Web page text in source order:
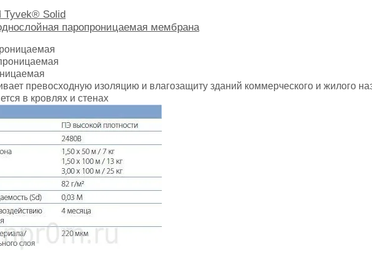
Tyvek® Solid
паропроницаемая мембрана
превосходную изоляцию и влагозащиту зданий коммерческого и жилого
в кровлях и стенах